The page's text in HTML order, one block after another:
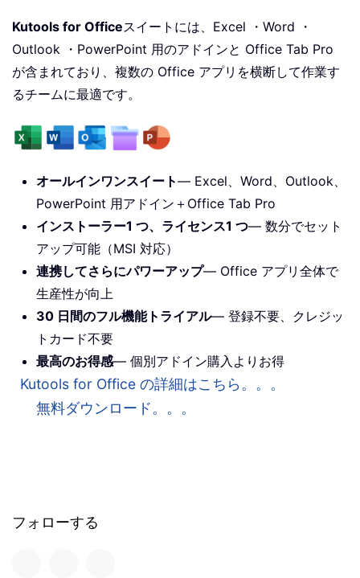
Kutools for Officeスイートには、Excel ・Word ・
Outlook ・PowerPoint 用のアドインと Office Tab Pro
が含まれており、複数の Office アプリを横断して作業す
るチームに最適です。
オールインワンスイート— Excel、Word、Outlook、
PowerPoint 用アドイン＋Office Tab Pro
インストーラー1 つ、ライセンス1 つ— 数分でセット
アップ可能（MSI 対応）
連携してさらにパワーアップ— Office アプリ全体で
生産性が向上
30 日間のフル機能トライアル— 登録不要、クレジッ
トカード不要
最高のお得感— 個別アドイン購入よりお得
Kutools for Office の詳細はこちら。。。
無料ダウンロード。。。
フォローする